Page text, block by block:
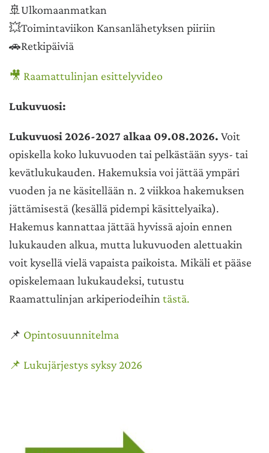
🚢Ulkomaanmatkan
💥Toimintaviikon Kansanlähetyksen piiriin
🚗Retkipäiviä
🎥 Raamattulinjan esittelyvideo
Lukuvuosi:
Lukuvuosi 2026-2027 alkaa 09.08.2026. Voit
opiskella koko lukuvuoden tai pelkästään syys- tai
kevätlukukauden. Hakemuksia voi jättää ympäri
vuoden ja ne käsitellään n. 2 viikkoa hakemuksen
jättämisestä (kesällä pidempi käsittelyaika).
Hakemus kannattaa jättää hyvissä ajoin ennen
lukukauden alkua, mutta lukuvuoden alettuakin
voit kysellä vielä vapaista paikoista. Mikäli et pääse
opiskelemaan lukukaudeksi, tutustu
Raamattulinjan arkiperiodeihintästä.
📌 Opintosuunnitelma
📌 Lukujärjestys syksy 2026